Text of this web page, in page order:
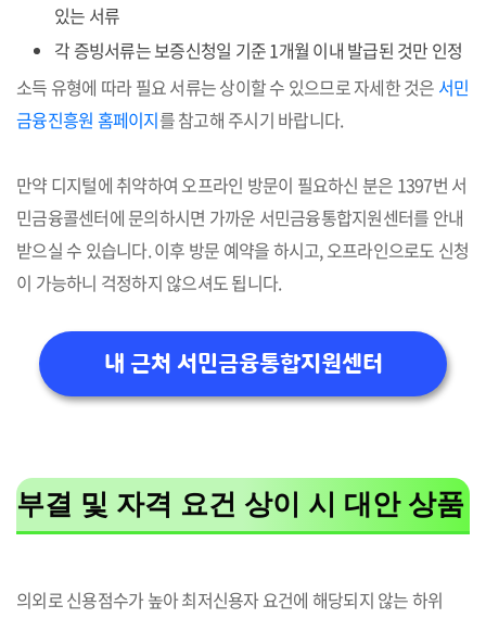
있는 서류
각 증빙서류는 보증신청일 기준 1개월 이내 발급된 것만 인정
소득 유형에 따라 필요 서류는 상이할 수 있으므로 자세한 것은 서민
금융진흥원 홈페이지를 참고해 주시기 바랍니다.
만약 디지털에 취약하여 오프라인 방문이 필요하신 분은 1397번 서
민금융콜센터에 문의하시면 가까운 서민금융통합지원센터를 안내
받으실 수 있습니다. 이후 방문 예약을 하시고, 오프라인으로도 신청
이 가능하니 걱정하지 않으셔도 됩니다.
내 근처 서민금융통합지원센터
부결 및 자격 요건 상이 시 대안 상품
의외로 신용점수가 높아 최저신용자 요건에 해당되지 않는 하위